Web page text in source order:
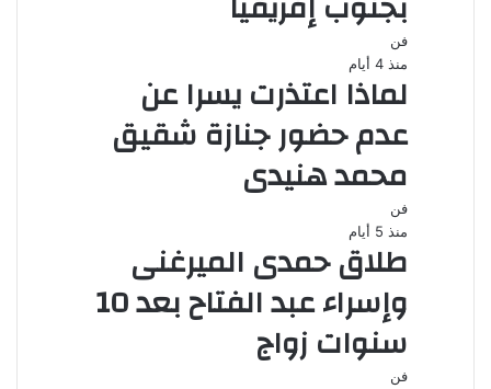
فن
منذ 4 أيام
لماذا اعتذرت يسرا عن
عدم حضور جنازة شقيق
محمد هنيدى
فن
منذ 5 أيام
طلاق حمدى الميرغنى
وإسراء عبد الفتاح بعد 10
سنوات زواج
فن